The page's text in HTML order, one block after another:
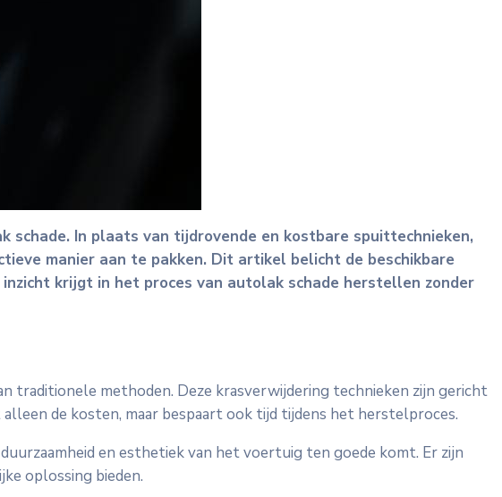
In plaats van tijdrovende en kostbare spuittechnieken,
manier aan te pakken. Dit artikel belicht de beschikbare
krijgt in het proces van autolak schade herstellen zonder
traditionele methoden. Deze krasverwijdering technieken zijn gericht
de kosten, maar bespaart ook tijd tijdens het herstelproces.
en esthetiek van het voertuig ten goede komt. Er zijn
oplossing bieden.